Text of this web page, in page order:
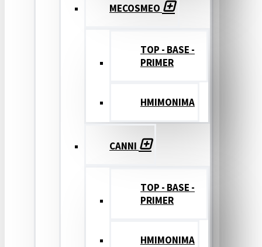
MECOSMEO
TOP - BASE -
PRIMER
ΗΜΙΜΟΝΙΜΑ
CANNI
TOP - BASE -
PRIMER
ΗΜΙΜΟΝΙΜΑ